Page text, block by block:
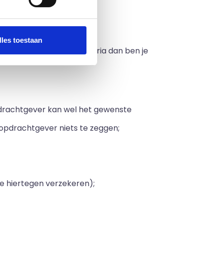
toestaan
je aan deze criteria dan ben je
kan wel het gewenste
niets te zeggen;
hiertegen verzekeren);